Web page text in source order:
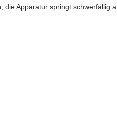
Apparatur springt schwerfällig